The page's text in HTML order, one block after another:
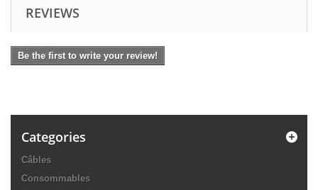
REVIEWS
Be the first to write your review!
Categories
Câbles
Consommables